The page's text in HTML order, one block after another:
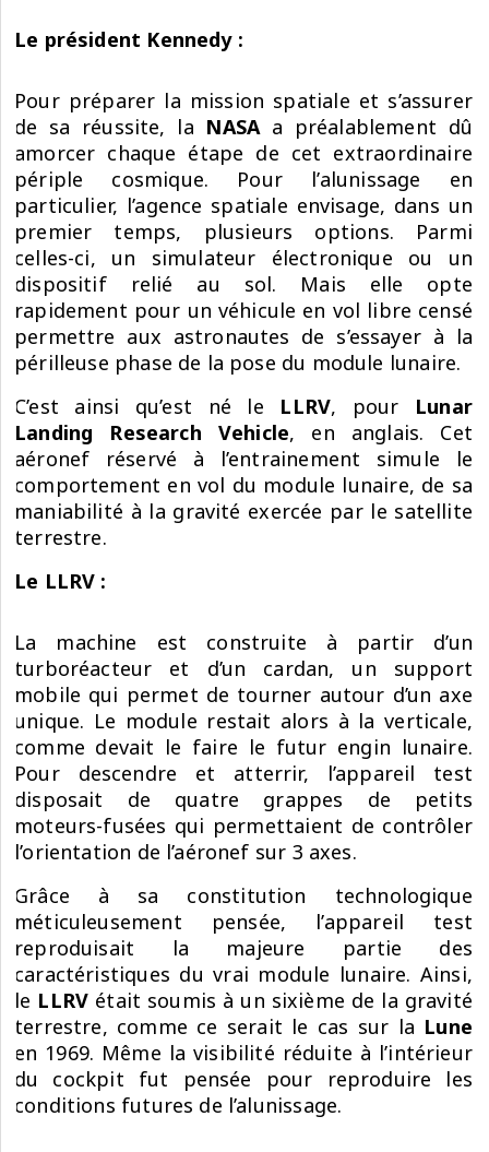
Le président Kennedy :
Pour préparer la mission spatiale et s’assurer
de sa réussite, la NASAa préalablement dû
amorcer chaque étape de cet extraordinaire
périple cosmique. Pour l’alunissage en
particulier, l’agence spatiale envisage, dans un
premier temps, plusieurs options. Parmi
celles-ci, un simulateur électronique ou un
dispositif relié au sol. Mais elle opte
rapidement pour un véhicule en vol libre censé
permettre aux astronautes de s’essayer à la
périlleuse phase de la pose du module lunaire.
C’est ainsi qu’est né le LLRV, pour Lunar
Landing Research Vehicle, en anglais. Cet
aéronef réservé à l’entrainement simule le
comportement en vol du module lunaire, de sa
maniabilité à la gravité exercée par le satellite
terrestre.
Le LLRV :
La machine est construite à partir d’un
turboréacteur et d’un cardan, un support
mobile qui permet de tourner autour d’un axe
unique. Le module restait alors à la verticale,
comme devait le faire le futur engin lunaire.
Pour descendre et atterrir, l’appareil test
disposait de quatre grappes de petits
moteurs-fusées qui permettaient de contrôler
l’orientation de l’aéronef sur 3 axes.
Grâce à sa constitution technologique
méticuleusement pensée, l’appareil test
reproduisait la majeure partie des
caractéristiques du vrai module lunaire. Ainsi,
le LLRV était soumis à un sixième de la gravité
terrestre, comme ce serait le cas sur la Lune
en 1969. Même la visibilité réduite à l’intérieur
du cockpit fut pensée pour reproduire les
conditions futures de l’alunissage.